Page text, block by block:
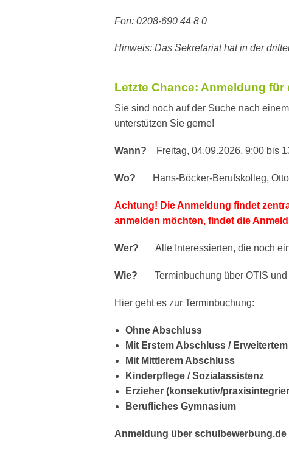
Fon: 0208-690 44 8 0
Hinweis: Das Sekretariat hat in der
Letzte Chance: Anmeldung für
Sie sind noch auf der Suche nach
unterstützen Sie gerne!
Wann? Freitag, 04.09.2026, 9:00 bis
Wo? Hans-Böcker-Berufskolleg,
Achtung! Die Anmeldung findet
anmelden möchten, findet die
Wer? Alle Interessierten, die noch
Wie? Terminbuchung über OTIS und
Hier geht es zur Terminbuchung:
Ohne Abschluss
Mit Erstem Abschluss /
Mit Mittlerem Abschluss
Kinderpflege / Sozialassistenz
Erzieher (konsekutiv/
Berufliches Gymnasium
Anmeldung über schulbewerbung.de